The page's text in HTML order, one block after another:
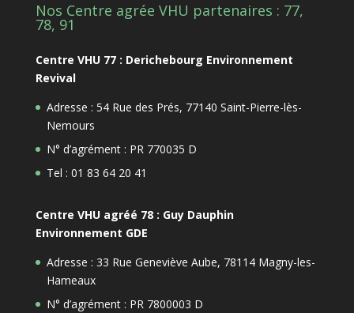
Nos Centre agrée VHU partenaires : 77,
78, 91
Centre VHU 77 : Derichebourg Environnement
Revival
Adresse : 54 Rue des Prés, 77140 Saint-Pierre-lès-
Nemours
N° d’agrément : PR 770035 D
Tel : 01 83 64 20 41
Centre VHU agréé 78 : Guy Dauphin
Environnement GDE
Adresse : 33 Rue Geneviève Aube, 78114 Magny-les-
Hameaux
N° d’agrément : PR 7800003 D